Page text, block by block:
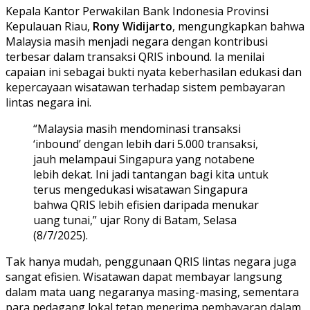
Kepala Kantor Perwakilan Bank Indonesia Provinsi
Kepulauan Riau, Rony Widijarto, mengungkapkan bahwa
Malaysia masih menjadi negara dengan kontribusi
terbesar dalam transaksi QRIS inbound. Ia menilai
capaian ini sebagai bukti nyata keberhasilan edukasi dan
kepercayaan wisatawan terhadap sistem pembayaran
lintas negara ini.
“Malaysia masih mendominasi transaksi
‘inbound’ dengan lebih dari 5.000 transaksi,
jauh melampaui Singapura yang notabene
lebih dekat. Ini jadi tantangan bagi kita untuk
terus mengedukasi wisatawan Singapura
bahwa QRIS lebih efisien daripada menukar
uang tunai,” ujar Rony di Batam, Selasa
(8/7/2025).
Tak hanya mudah, penggunaan QRIS lintas negara juga
sangat efisien. Wisatawan dapat membayar langsung
dalam mata uang negaranya masing-masing, sementara